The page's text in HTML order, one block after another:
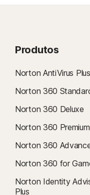
Produtos
Norton AntiVirus Plus
Norton 360
Norton 360 Deluxe
Norton 360 Premium
Norton 360
Norton 360 for
Norton Identity
Plus